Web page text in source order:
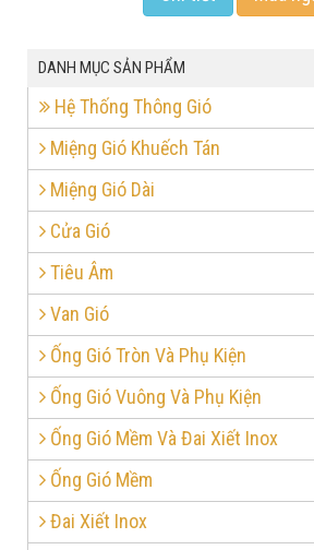
DANH MỤC SẢN PHẨM
Hệ Thống Thông Gió
Miệng Gió Khuếch Tán
Miệng Gió Dài
Cửa Gió
Tiêu Âm
Van Gió
Ống Gió Tròn Và Phụ Kiện
Ống Gió Vuông Và Phụ Kiện
Ống Gió Mềm Và Đai Xiết Inox
Ống Gió Mềm
Đai Xiết Inox